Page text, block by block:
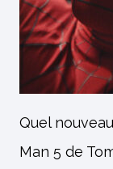
Quel
Man 5 de